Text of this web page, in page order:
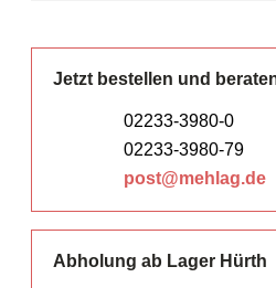
Jetzt bestellen und
02233-3980-0
02233-3980-79
post@mehlag.de
Abholung ab Lager Hürth